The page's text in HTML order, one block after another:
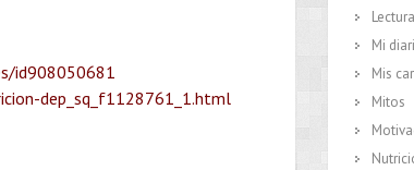
id908050681
dep_sq_f1128761_1.html
Mi
Mis
Mitos